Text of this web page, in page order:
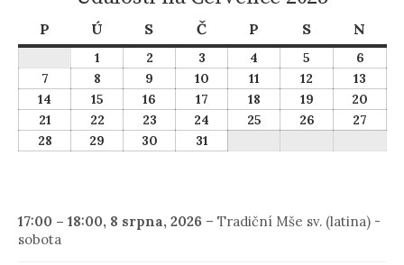
PPondělí
ÚÚterý SStředaČČtvrtek
PPátek SSobotaN
1
července,
2025
22
července,
2025
33
července,
2025
4
července,
2025
5
července,
2025
66
2025
77
července,
2025
88
července,
2025
9
července,
2025
1010
července,
2025
11
července,
2025
12
července,
2025
13
2025
14
července,
2025
1515
července,
2025
16
července,
2025
1717
července,
1818
července,
1919
července,
20
21
července,
2222
července,
2323
července,
24 2525
2626
27
2828
29 3030
31
17:00 – 18:00, 8 srpna, 2026 – Tradiční Mše sv. (latina) -
sobota